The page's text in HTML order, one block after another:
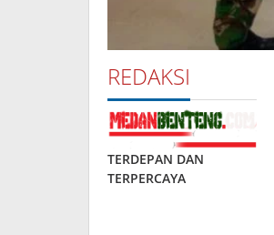
REDAKSI
TERDEPAN DAN
TERPERCAYA